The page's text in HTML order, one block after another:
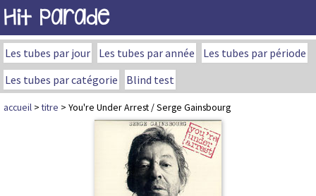
Hit Parade
Les tubes par jour Les tubes par année
Les tubes par période
Les tubes par catégorie
Blind test
accueil >titre > You're Under Arrest / Serge Gainsbourg